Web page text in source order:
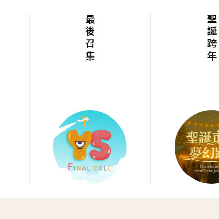
最後召集 聖誕跨年